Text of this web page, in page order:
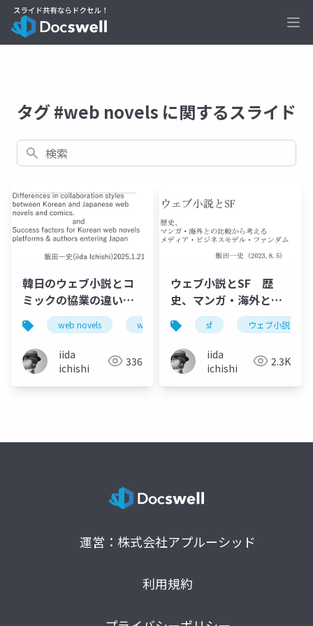
タグ #web novels に関するスライド
検索
韓日のウェブ小説とコ
ミックの協業の違い
Differences in
collaboration styles
between Korean and
Japanese web novels
and comics. and
web novels webtoon comic manga
iida
ichishi
336
ウェブ小説とSF 歴
史、マンガ・海外との
比較から考えるメディ
ア・ビジネスモデル・
ファンダム
sf ウェブ小説
iida
ichishi
2.3K
運営：株式会社アプルーシッド
利用規約